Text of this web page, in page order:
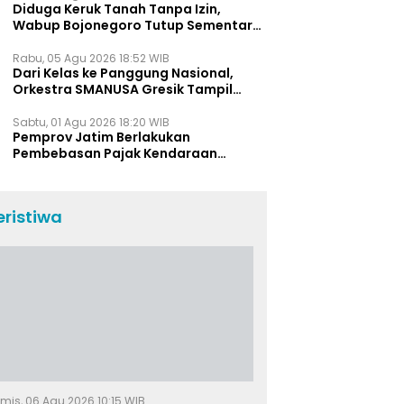
Diduga Keruk Tanah Tanpa Izin,
Wabup Bojonegoro Tutup Sementara
Rabu, 05 Agu 2026 18:52 WIB
Dari Kelas ke Panggung Nasional,
Orkestra SMANUSA Gresik Tampil
2026
Sabtu, 01 Agu 2026 18:20 WIB
Pemprov Jatim Berlakukan
Pembebasan Pajak Kendaraan
06 Agu 2026 10:15 WIB